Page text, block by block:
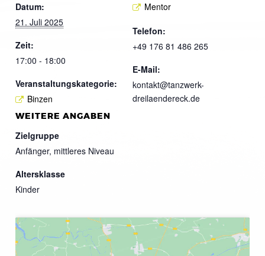
Datum:
21. Juli 2025
Zeit:
17:00 - 18:00
Veranstaltungskategorie:
Binzen
Mentor
Telefon:
+49 176 81 486 265
E-Mail:
kontakt@tanzwerk-
dreilaendereck.de
WEITERE ANGABEN
Zielgruppe
Anfänger, mittleres Niveau
Altersklasse
Kinder